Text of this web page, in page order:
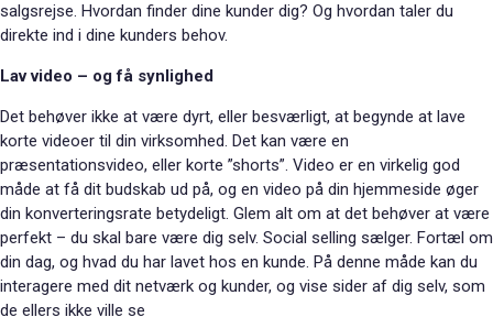
salgsrejse. Hvordan finder dine kunder dig? Og hvordan taler du
direkte ind i dine kunders behov.
Lav video – og få synlighed
Det behøver ikke at være dyrt, eller besværligt, at begynde at lave
korte videoer til din virksomhed. Det kan være en
præsentationsvideo, eller korte ”shorts”. Video er en virkelig god
måde at få dit budskab ud på, og en video på din hjemmeside øger
din konverteringsrate betydeligt. Glem alt om at det behøver at være
perfekt – du skal bare være dig selv. Social selling sælger. Fortæl om
din dag, og hvad du har lavet hos en kunde. På denne måde kan du
interagere med dit netværk og kunder, og vise sider af dig selv, som
de ellers ikke ville se